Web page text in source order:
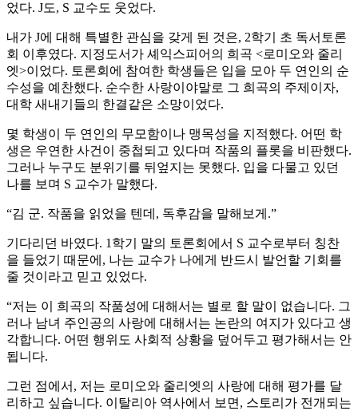
었다. J도, S 교수도 웃었다.
내가 J에 대해 특별한 관심을 갖게 된 것은, 2학기 초 독서토론
회 이후였다. 지정도서가 셰익스피어의 희곡 <로미오와 줄리
엣>이었다. 토론회에 참여한 학생들은 입을 모아 두 연인의 순
수성을 예찬했다. 순수한 사랑이야말로 그 희곡의 주제이자,
대학 새내기들의 한결같은 소망이었다.
몇 학생이 두 연인의 무모함이나 맹목성을 지적했다. 어떤 학
생은 우연한 사건이 중첩되고 있다며 작품의 플롯을 비판했다.
그러나 누구도 분위기를 뒤엎지는 못했다. 입을 다물고 있던
나를 보며 S 교수가 말했다.
“김 군. 작품을 읽었을 텐데, 독후감을 말해보게.”
기다리던 바였다. 1학기 말의 토론회에서 S 교수로부터 칭찬
을 들었기 때문에, 나는 교수가 나에게 반드시 발언할 기회를
줄 것이라고 믿고 있었다.
“저는 이 희곡의 작품성에 대해서는 별로 할 말이 없습니다. 그
러나 남녀 주인공의 사랑에 대해서는 논란의 여지가 있다고 생
각합니다. 어떤 행위도 사회적 상황을 덮어두고 평가해서는 안
됩니다.
그런 점에서, 저는 로미오와 줄리엣의 사랑에 대해 평가를 달
리하고 싶습니다. 이탈리아 역사에서 보면, 스토리가 전개되는